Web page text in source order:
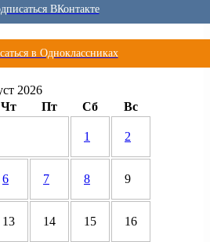
ВКонтакте
в Одноклассниках
2026
Чт Пт Сб Вс
1 2
6 7 8 9
13 14 15 16